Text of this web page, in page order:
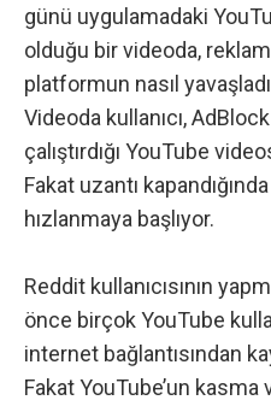
günü uygulamadaki
olduğu bir videoda,
platformun nasıl
Videoda kullanıcı,
çalıştırdığı YouTube
Fakat uzantı
hızlanmaya başlıyor.
Reddit kullanıcısının
önce birçok YouTube
internet bağlantısından
Fakat YouTube’un